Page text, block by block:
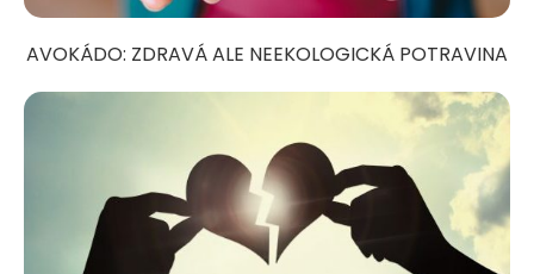
AVOKÁDO: ZDRAVÁ ALE NEEKOLOGICKÁ POTRAVINA